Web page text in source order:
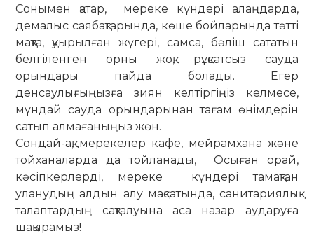
Сонымен қатар, мереке күндері алаңдарда,
демалыс саябақтарында, көше бойларында тәтті
мақта, қуырылған жүгері, самса, бәліш сататын
белгіленген орны жоқ, рұқсатсыз сауда
орындары пайда болады. Егер
денсаулығыңызға зиян келтіргіңіз келмесе,
мұндай сауда орындарынан тағам өнімдерін
сатып алмағаныңыз жөн.
Сондай-ақ, мерекелер кафе, мейрамхана және
тойханаларда да тойланады, Осыған орай,
кәсіпкерлерді, мереке күндері тамақтан
уланудың алдын алу мақсатында, санитариялық
талаптардың сақталуына аса назар аударуға
шақырамыз!